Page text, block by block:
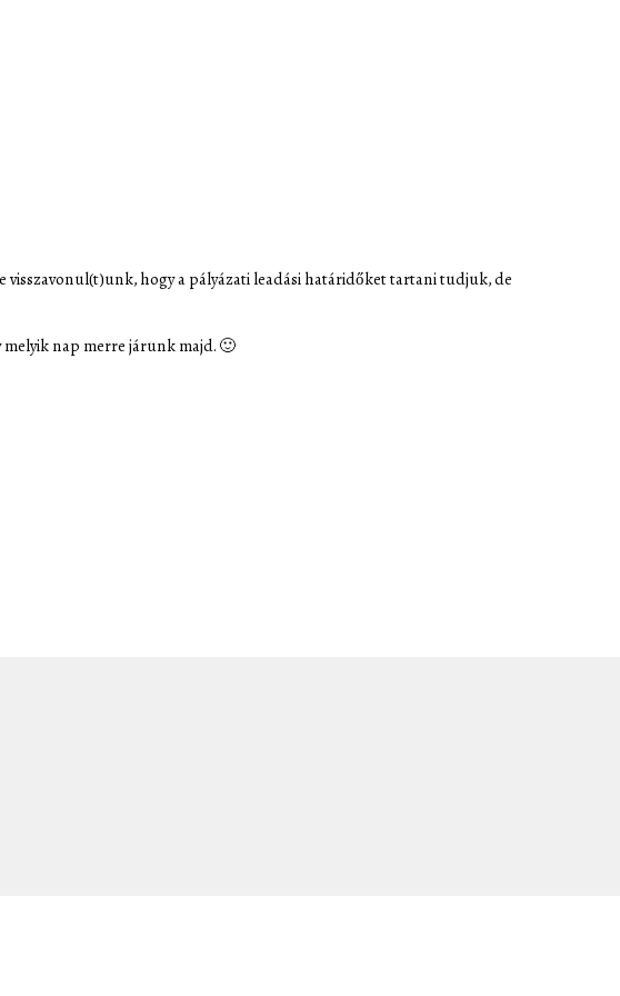
visszavonul(t)unk, hogy a pályázati leadási határidőket tartani tudjuk, de
nap merre járunk majd. 🙂